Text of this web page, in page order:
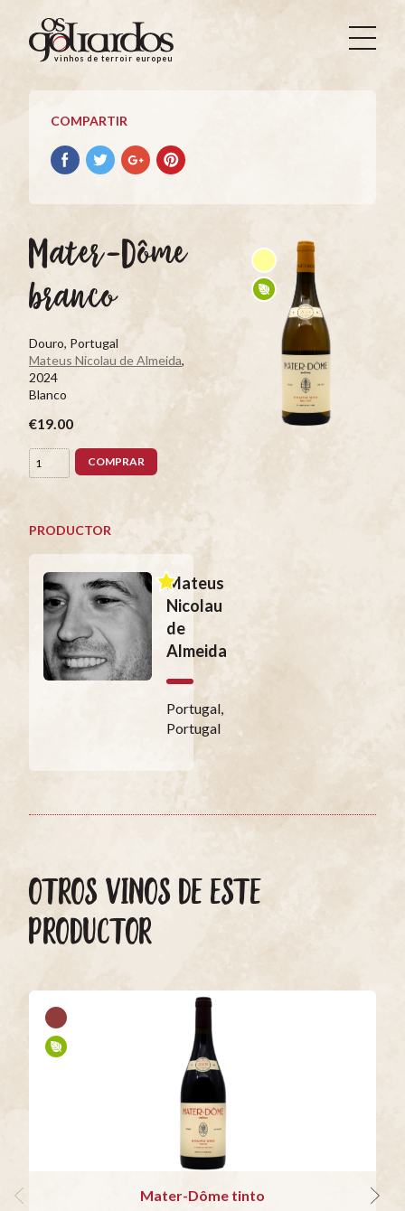
Os
Goliardos
Vinhos
Terroir
Europeus
vinhos de terroir europeus
COMPARTIR
Compartir
con
Compartir
con
Compartir
con
Compartir
con
Mater-Dôme
branco
Douro, Portugal
Mateus Nicolau de Almeida,
2024
Blanco
€19.00
COMPRAR
PRODUCTOR
Mateus
Nicolau
de
Almeida
Portugal,
Portugal
OTROS VINOS DE ESTE
PRODUCTOR
Mater-Dôme tinto